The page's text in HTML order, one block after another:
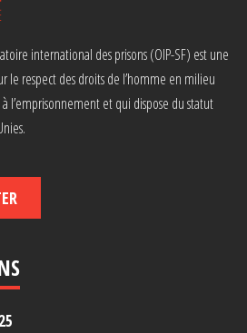
international des prisons (OIP-SF) est une
le respect des droits de l’homme en milieu
l’emprisonnement et qui dispose du statut